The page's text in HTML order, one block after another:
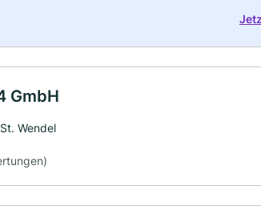
GmbH
Wendel